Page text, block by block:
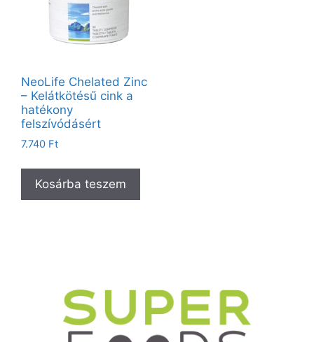
NeoLife Chelated Zinc
– Kelátkötésű cink a
hatékony
felszívódásért
7.740 Ft
Kosárba teszem